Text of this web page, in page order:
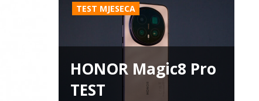
TEST MJESECA
HONOR Magic8 Pro
TEST